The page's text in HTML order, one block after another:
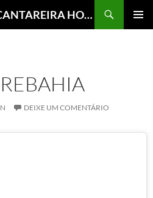
15 ANOS – SERRA DA CANTAREIRA HOJE E COTIDIANO DO BRASIL E DO MUNDO
DEIXE UM COMENTÁRIO